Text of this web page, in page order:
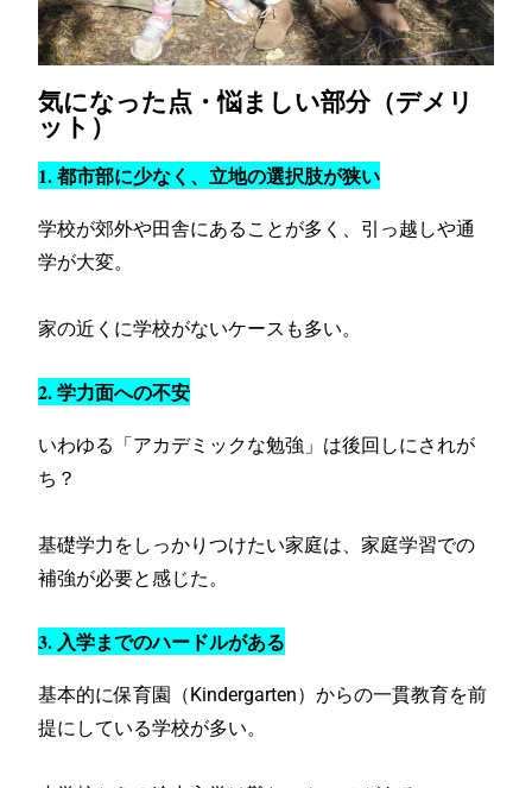
気になった点・悩ましい部分（デメリ
ット）
1. 都市部に少なく、立地の選択肢が狭い
学校が郊外や田舎にあることが多く、引っ越しや通
学が大変。
家の近くに学校がないケースも多い。
2. 学力面への不安
いわゆる「アカデミックな勉強」は後回しにされが
ち？
基礎学力をしっかりつけたい家庭は、家庭学習での
補強が必要と感じた。
3. 入学までのハードルがある
基本的に保育園（Kindergarten）からの一貫教育を前
提にしている学校が多い。